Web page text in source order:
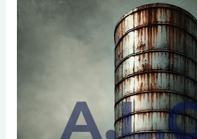
Ferrugem